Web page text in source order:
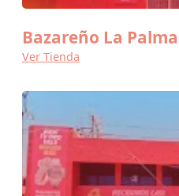
Bazareño La Palma
Ver Tienda